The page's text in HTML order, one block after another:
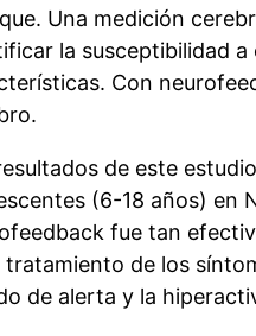
Una medición
la susceptibilidad a
Con
de este
(6-18 años) en
fue tan
tratamiento de los
de alerta y la